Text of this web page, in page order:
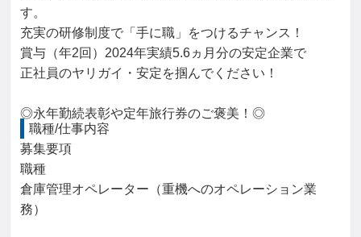
す。
充実の研修制度で「手に職」をつけるチャンス！
賞与（年2回）2024年実績5.6ヵ月分の安定企業で
正社員のヤリガイ・安定を掴んでください！
◎永年勤続表彰や定年旅行券のご褒美！◎
職種/仕事内容
募集要項
職種
倉庫管理オペレーター（重機へのオペレーション業
務）